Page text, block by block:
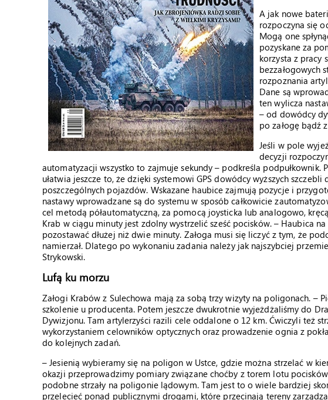
A jak nowe
rozpoczyna się
Mogą one
pozyskane za
korzysta z pracy
bezzałogowych
rozpoznania
Dane są
ten wylicza
– od dowódcy
po załogę bądź
Jeśli w pole
decyzji
automatyzacji wszystko to zajmuje sekundy – podkreśla podpułkownik.
ułatwia jeszcze to, że dzięki systemowi GPS dowódcy wyższych
poszczególnych pojazdów. Wskazane haubice zajmują pozycje i
nastawy wprowadzane są do systemu w sposób całkowicie
cel metodą półautomatyczną, za pomocą joysticka lub analogowo,
Krab w ciągu minuty jest zdolny wystrzelić sześć pocisków. – Haubica
pozostawać dłużej niż dwie minuty. Załoga musi się liczyć z tym, że
namierzał. Dlatego po wykonaniu zadania należy jak najszybciej
Strykowski.
Lufą ku morzu
Załogi Krabów z Sulechowa mają za sobą trzy wizyty na poligonach. –
szkolenie u producenta. Potem jeszcze dwukrotnie wyjeżdżaliśmy do
Dywizjonu. Tam artylerzyści razili cele oddalone o 12 km. Ćwiczyli też
wykorzystaniem celowników optycznych oraz prowadzenie ognia z
do kolejnych zadań.
– Jesienią wybieramy się na poligon w Ustce, gdzie można strzelać w
okazji przeprowadzimy pomiary związane choćby z torem lotu
podobne strzały na poligonie lądowym. Tam jest to o wiele bardziej
przelecieć ponad publicznymi drogami, które przecinają tereny